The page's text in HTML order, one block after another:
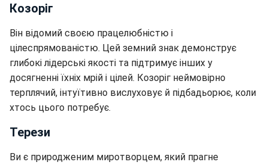
Козоріг
Він відомий своєю працелюбністю і
цілеспрямованістю. Цей земний знак демонструє
глибокі лідерські якості та підтримує інших у
досягненні їхніх мрій і цілей. Козоріг неймовірно
терплячий, інтуїтивно вислуховує й підбадьорює, коли
хтось цього потребує.
Терези
Ви є природженим миротворцем, який прагне